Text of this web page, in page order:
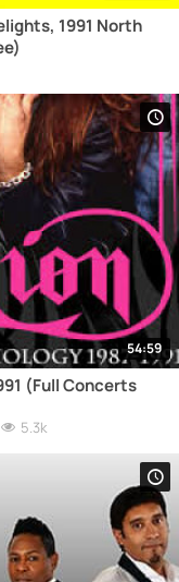
1991 North
54:59
(Full Concerts
5.3k